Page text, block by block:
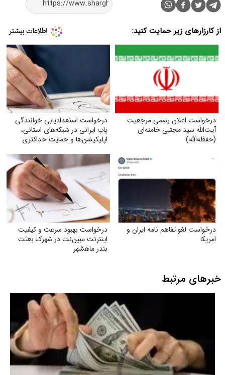
از کارزارهای زیر حمایت کنید:
درخواست اعلان رسمی مرجعیت
آیت‌الله سید مجتبی خامنه‌ای
(حفظه‌الله)
درخواست استعدادیابی خوانندگی
پاپ ایرانی در شبکه‌های استانی،
اپلیکیشن‌ها و حمایت حداکثری
موسیقی غربی
درخواست لغو تفاهم نامه ایران و
امریکا
درخواست بهبود سرعت و کیفیت
اینترنت مبین‌نت در شهرک بعثت
بندر ماهشهر
خبرهای مرتبط